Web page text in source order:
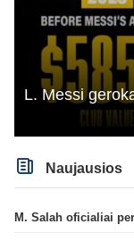
L. Messi
Naujausios
M. Salah oficialiai